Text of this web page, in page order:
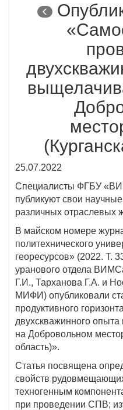
25.07.2022
Специалисты ФГБУ
публикуют свои
различных отраслевых
В майском номере
политехнического
георесурсов» (2022. Т.
уранового отдела
Г.И., Тарханова Г.А. и
МИФИ) опубликовали
продуктивного
двухскважинного
на Добровольном
область)».
Статья посвящена
свойств
техногенным
при проведении СПВ;